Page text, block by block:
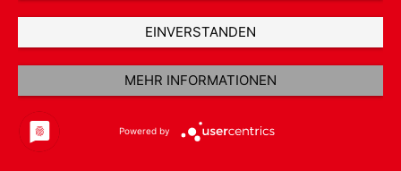
EINVERSTANDEN
MEHR INFORMATIONEN
Powered by